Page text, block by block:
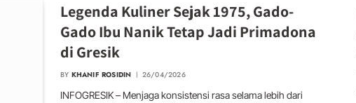
Legenda Kuliner Sejak 1975, Gado-
Gado Ibu Nanik Tetap Jadi Primadona
di Gresik
BY KHANIF ROSIDIN 26/04/2026
INFOGRESIK – Menjaga konsistensi rasa selama lebih dari